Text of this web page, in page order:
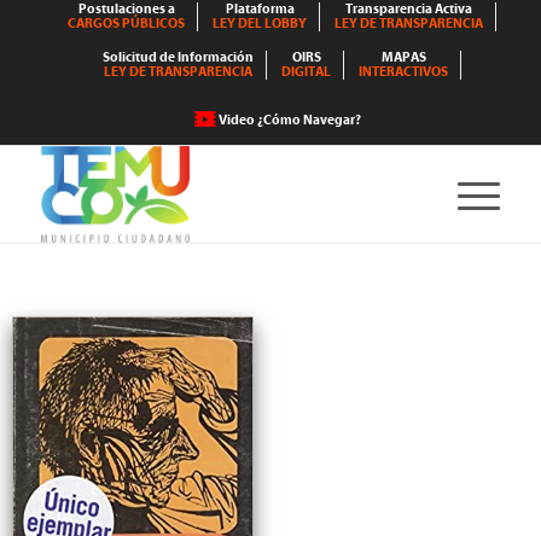
Postulaciones a
CARGOS PÚBLICOS
Plataforma
LEY DEL LOBBY
Transparencia Activa
LEY DE TRANSPARENCIA
Solicitud de Información
LEY DE TRANSPARENCIA
OIRS
DIGITAL
MAPAS
INTERACTIVOS
Video ¿Cómo Navegar?